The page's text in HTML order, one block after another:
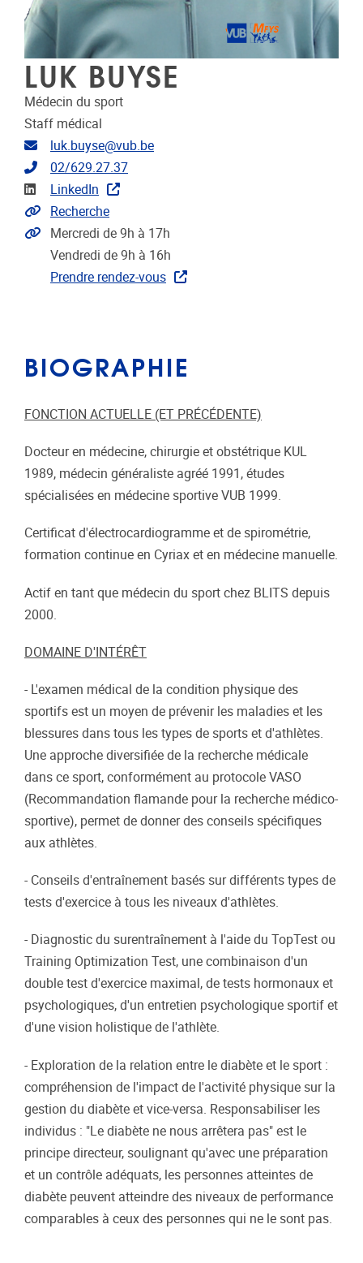
LUK BUYSE
Médecin du sport
Staff médical
Adresse email
luk.buyse@vub.be
Téléphone
02/629.27.37
Linkedin
LinkedIn
Link to CRIS
Recherche
Extra links
Mercredi de 9h à 17h
Vendredi de 9h à 16h
Prendre rendez-vous
BIOGRAPHIE
FONCTION ACTUELLE (ET PRÉCÉDENTE)
Docteur en médecine, chirurgie et obstétrique KUL
1989, médecin généraliste agréé 1991, études
spécialisées en médecine sportive VUB 1999.
Certificat d'électrocardiogramme et de spirométrie,
formation continue en Cyriax et en médecine manuelle.
Actif en tant que médecin du sport chez BLITS depuis
2000.
DOMAINE D'INTÉRÊT
- L'examen médical de la condition physique des
sportifs est un moyen de prévenir les maladies et les
blessures dans tous les types de sports et d'athlètes.
Une approche diversifiée de la recherche médicale
dans ce sport, conformément au protocole VASO
(Recommandation flamande pour la recherche médico-
sportive), permet de donner des conseils spécifiques
aux athlètes.
- Conseils d'entraînement basés sur différents types de
tests d'exercice à tous les niveaux d'athlètes.
- Diagnostic du surentraînement à l'aide du TopTest ou
Training Optimization Test, une combinaison d'un
double test d'exercice maximal, de tests hormonaux et
psychologiques, d'un entretien psychologique sportif et
d'une vision holistique de l'athlète.
- Exploration de la relation entre le diabète et le sport :
compréhension de l'impact de l'activité physique sur la
gestion du diabète et vice-versa. Responsabiliser les
individus : "Le diabète ne nous arrêtera pas" est le
principe directeur, soulignant qu'avec une préparation
et un contrôle adéquats, les personnes atteintes de
diabète peuvent atteindre des niveaux de performance
comparables à ceux des personnes qui ne le sont pas.